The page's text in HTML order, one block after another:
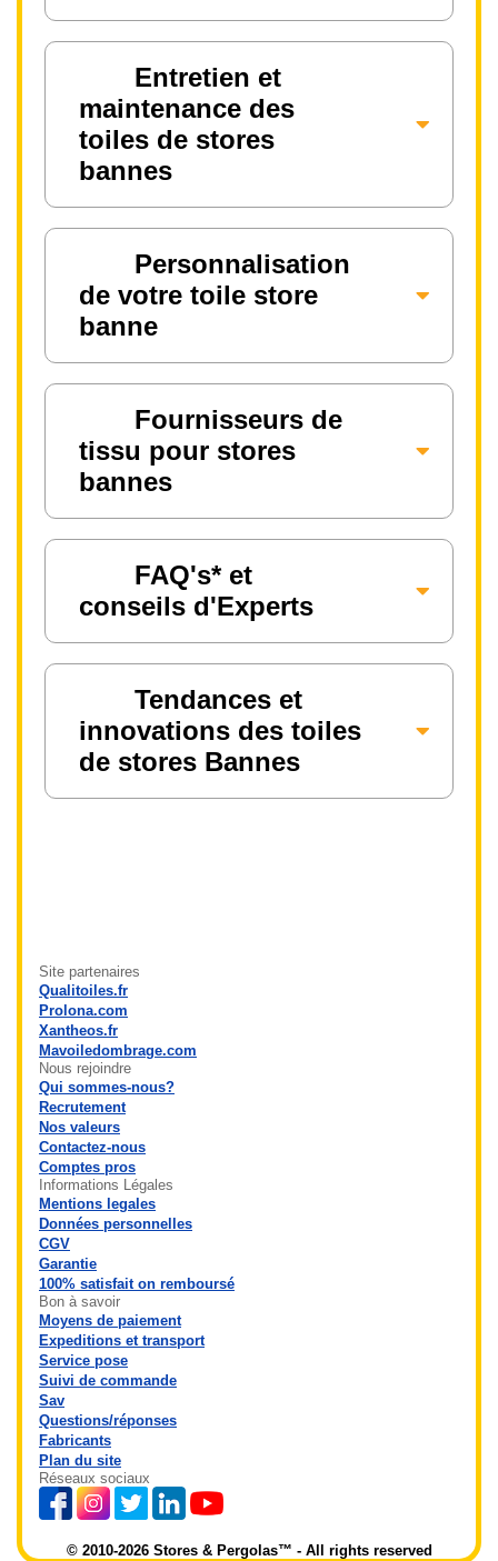
Entretien et
maintenance des
toiles de stores
bannes
Personnalisation
de votre toile store
banne
Fournisseurs de
tissu pour stores
bannes
FAQ's* et
conseils d'Experts
Tendances et
innovations des toiles
de stores Bannes
Site partenaires
Qualitoiles.fr
Prolona.com
Xantheos.fr
Mavoiledombrage.com
Nous rejoindre
Qui sommes-nous?
Recrutement
Nos valeurs
Contactez-nous
Comptes pros
Informations Légales
Mentions legales
Données personnelles
CGV
Garantie
100% satisfait on remboursé
Bon à savoir
Moyens de paiement
Expeditions et transport
Service pose
Suivi de commande
Sav
Questions/réponses
Fabricants
Plan du site
Réseaux sociaux
© 2010-2026 Stores & Pergolas™ - All rights reserved